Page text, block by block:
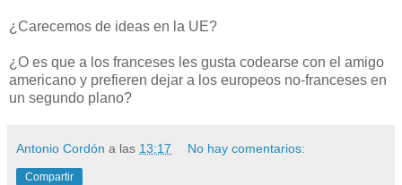
¿Carecemos de ideas en la UE?
¿O es que a los franceses les gusta codearse con el amigo
americano y prefieren dejar a los europeos no-franceses en
un segundo plano?
Antonio Cordón a las 13:17 No hay comentarios:
Compartir